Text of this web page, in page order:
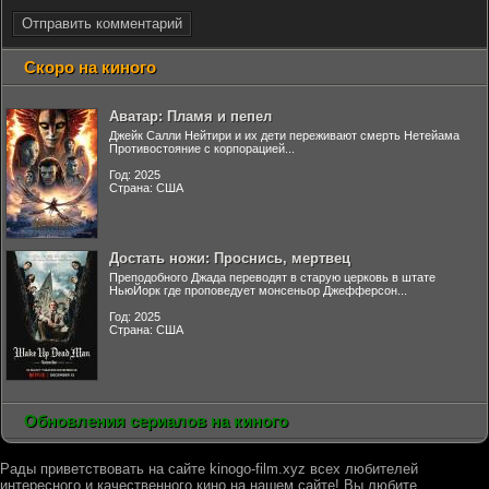
Отправить комментарий
Скоро на киного
Аватар: Пламя и пепел
Джейк Салли Нейтири и их дети переживают смерть Нетейама
Противостояние с корпорацией...
Год: 2025
Страна: США
Достать ножи: Проснись, мертвец
Преподобного Джада переводят в старую церковь в штате
НьюЙорк где проповедует монсеньор Джефферсон...
Год: 2025
Страна: США
Обновления сериалов на киного
Рады приветствовать на сайте kinogo-film.xyz всех любителей
интересного и качественного кино на нашем сайте! Вы любите